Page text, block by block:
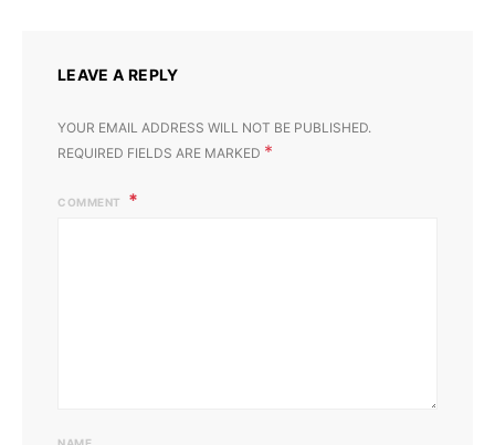
LEAVE A REPLY
YOUR EMAIL ADDRESS WILL NOT BE PUBLISHED.
REQUIRED FIELDS ARE MARKED *
COMMENT